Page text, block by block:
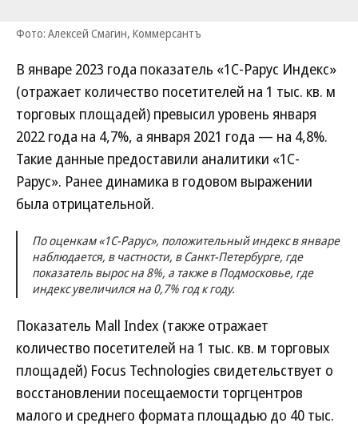
Фото: Алексей Смагин, Коммерсантъ
В январе 2023 года показатель «1С-Рарус Индекс»
(отражает количество посетителей на 1 тыс. кв. м
торговых площадей) превысил уровень января
2022 года на 4,7%, а января 2021 года — на 4,8%.
Такие данные предоставили аналитики «1С-
Рарус». Ранее динамика в годовом выражении
была отрицательной.
По оценкам «1С-Рарус», положительный индекс в январе
наблюдается, в частности, в Санкт-Петербурге, где
показатель вырос на 8%, а также в Подмосковье, где
индекс увеличился на 0,7% год к году.
Показатель Mall Index (также отражает
количество посетителей на 1 тыс. кв. м торговых
площадей) Focus Technologies свидетельствует о
восстановлении посещаемости торгцентров
малого и среднего формата площадью до 40 тыс.